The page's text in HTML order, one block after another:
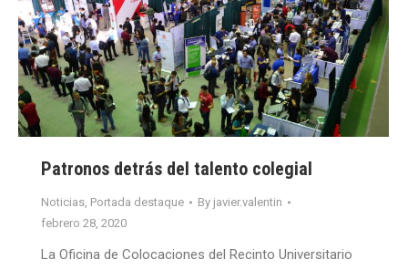
Patronos detrás del talento colegial
Noticias, Portada destaque By javier.valentin
febrero 28, 2020
La Oficina de Colocaciones del Recinto Universitario